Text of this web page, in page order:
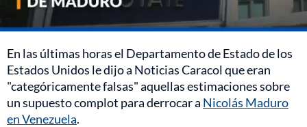
En las últimas horas el Departamento de Estado de los
Estados Unidos le dijo a Noticias Caracol que eran
"categóricamente falsas" aquellas estimaciones sobre
un supuesto complot para derrocar a Nicolás Maduro
en Venezuela.